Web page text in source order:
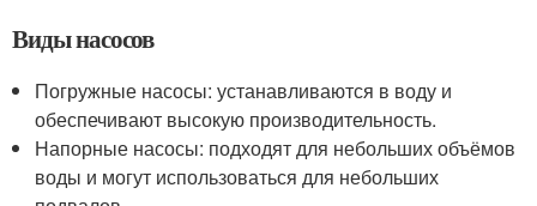
Виды насосов
Погружные насосы: устанавливаются в воду и
обеспечивают высокую производительность.
Напорные насосы: подходят для небольших объёмов
воды и могут использоваться для небольших